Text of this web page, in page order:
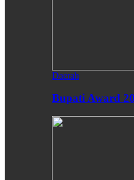
Daerah
Bupati Award